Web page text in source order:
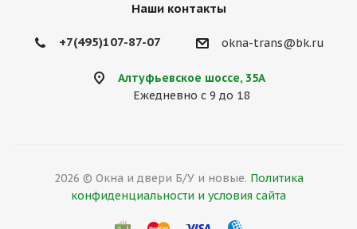
Наши контакты
+7(495)107-87-07 okna-trans@bk.ru
Алтуфьевское шоссе, 35А
Ежедневно с 9 до 18
2026 © Окна и двери Б/У и новые. Политика
конфиденциальности и условия сайта